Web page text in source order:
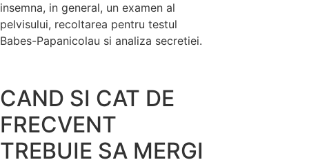
insemna, in general, un examen al
pelvisului, recoltarea pentru testul
Babes-Papanicolau si analiza secretiei.
CAND SI CAT DE
FRECVENT
TREBUIE SA MERGI